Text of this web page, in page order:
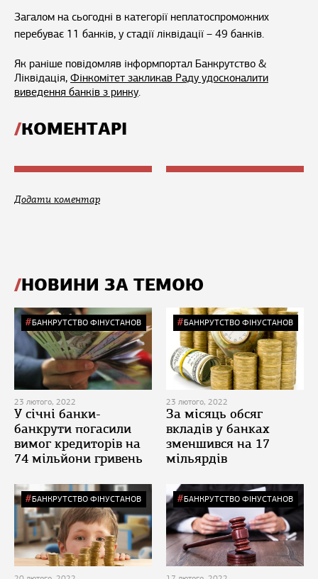
Загалом на сьогодні в категорії неплатоспроможних
перебуває 11 банків, у стадії ліквідації – 49 банків.
Як раніше повідомляв інформпортал Банкрутство &
Ліквідація, Фінкомітет закликав Раду удосконалити
виведення банків з ринку.
КОМЕНТАРІ
Додати коментар
НОВИНИ ЗА ТЕМОЮ
БАНКРУТСТВО ФІНУСТАНОВ
23 лютого, 2022
У січні банки-
банкрути погасили
вимог кредиторів на
74 мільйони гривень
БАНКРУТСТВО ФІНУСТАНОВ
23 лютого, 2022
За місяць обсяг
вкладів у банках
зменшився на 17
мільярдів
БАНКРУТСТВО ФІНУСТАНОВ БАНКРУТСТВО ФІНУСТАНОВ